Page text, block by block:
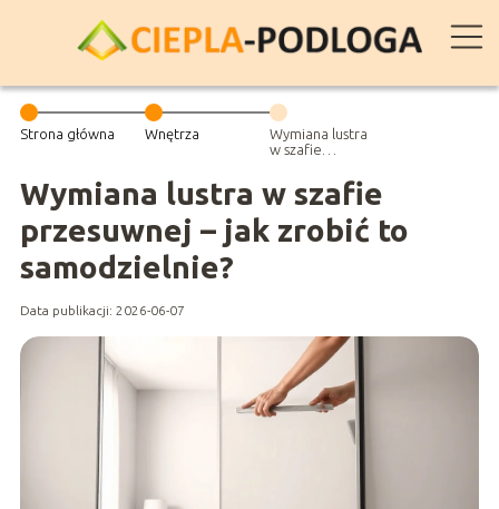
Strona główna Wnętrza
Wymiana lustra
w szafie
samodzielnie?
Wymiana lustra w szafie
przesuwnej – jak zrobić to
samodzielnie?
Data publikacji: 2026-06-07